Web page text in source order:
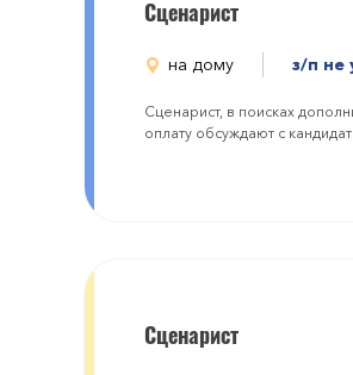
Сценарист
на дому з/п не
Сценарист, в поисках
оплату обсуждают с
Сценарист